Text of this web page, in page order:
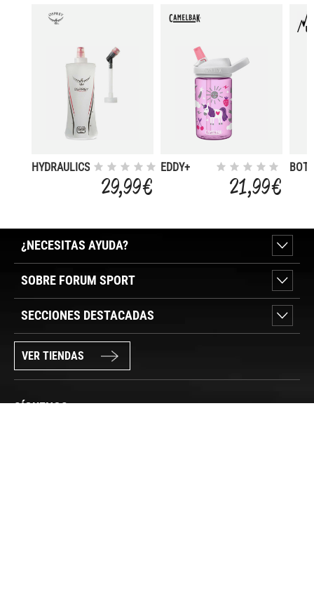
HYDRAULICS
29,99 €
EDDY+
21,99 €
¿NECESITAS AYUDA?
SOBRE FORUM SPORT
SECCIONES DESTACADAS
VER TIENDAS
SÍGUENOS